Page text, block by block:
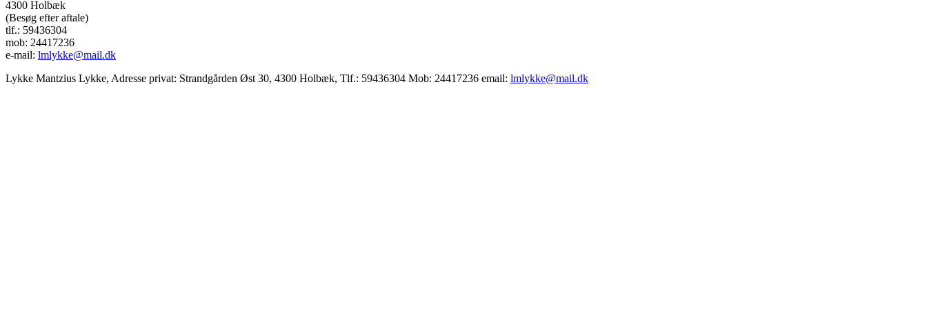
4300 Holbæk
(Besøg efter aftale)
tlf.: 59436304
mob: 24417236
e-mail: lmlykke@mail.dk
Lykke Mantzius Lykke, Adresse privat: Strandgården Øst 30, 4300 Holbæk, Tlf.: 59436304 Mob: 24417236 email: lmlykke@mail.dk